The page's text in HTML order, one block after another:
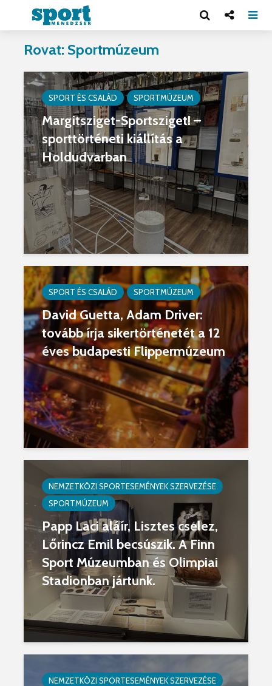
Rovat: Sportmúzeum
SPORT ÉS CSALÁD SPORTMÚZEUM
Margitsziget-Sportsziget! –
sporttörténeti kiállítás a
Holdudvarban
SPORT ÉS CSALÁD SPORTMÚZEUM
David Guetta, Adam Driver:
tovább írja sikertörténetét a 12
éves budapesti Flippermúzeum
NEMZETKÖZI SPORTESEMÉNYEK SZERVEZÉSE
SPORTMÚZEUM
Papp Laci aláír, Lisztes cselez,
Lőrincz Emil becsúszik. A Finn
Sport Múzeumban és Olimpiai
Stadionban jártunk.
NEMZETKÖZI SPORTESEMÉNYEK SZERVEZÉSE